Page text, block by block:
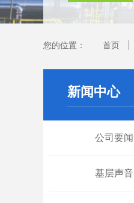
您的位置： 首页
新闻中心
公司要闻
基层声音